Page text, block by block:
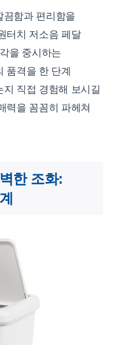
끔함과 편리함을
터치 저소음 페달
을 중시하는
품격을 한 단계
직접 경험해 보시길
력을 꼼꼼히 파헤쳐
한 조화: